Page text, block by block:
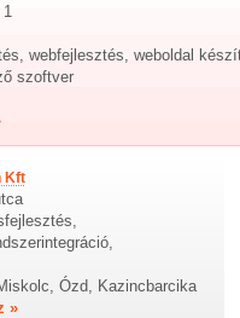
1
webfejlesztés, weboldal
szoftver
Kft
Ózd, Kazincbarcika
»